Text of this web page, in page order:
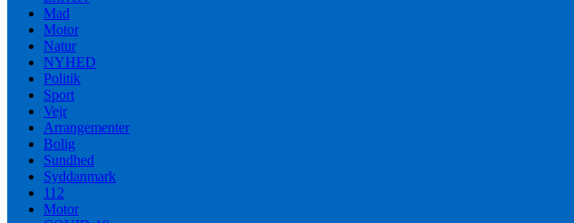
Mad
Motor
Natur
NYHED
Politik
Sport
Vejr
Arrangementer
Bolig
Sundhed
Syddanmark
112
Motor